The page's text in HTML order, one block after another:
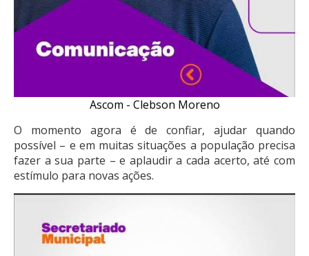
Ascom - Clebson Moreno
O momento agora é de confiar, ajudar quando
possível – e em muitas situações a população precisa
fazer a sua parte – e aplaudir a cada acerto, até com
estímulo para novas ações.